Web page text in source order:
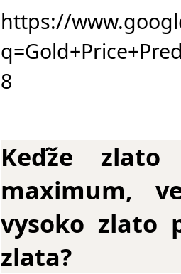
https://
8
Keďže
maximum,
vysoko zlato
zlata?